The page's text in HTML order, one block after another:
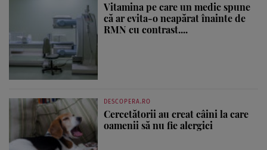
Vitamina pe care un medic spune
că ar evita-o neapărat înainte de
RMN cu contrast....
DESCOPERA.RO
Cercetătorii au creat câini la care
oamenii să nu fie alergici